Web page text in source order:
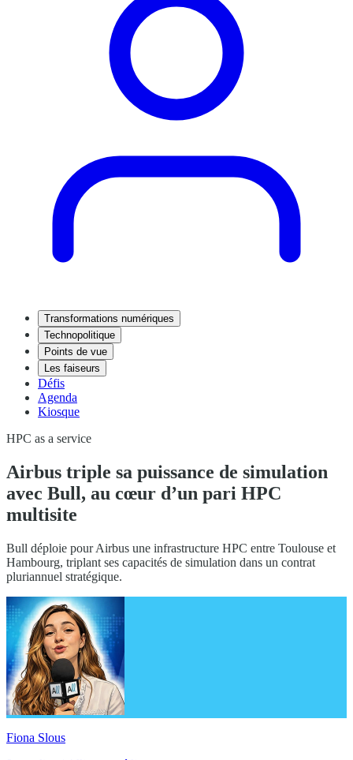
Transformations numériques
Technopolitique
Points de vue
Les faiseurs
Défis
Agenda
Kiosque
HPC as a service
Airbus triple sa puissance de simulation
avec Bull, au cœur d’un pari HPC
multisite
Bull déploie pour Airbus une infrastructure HPC entre Toulouse et
Hambourg, triplant ses capacités de simulation dans un contrat
pluriannuel stratégique.
Fiona Slous